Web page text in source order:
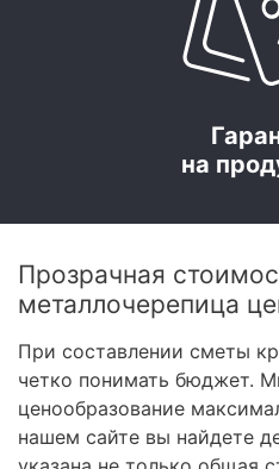
на
Прозрачная
металлочерепица
При составлении сметы
четко понимать бюджет.
ценообразование
нашем сайте вы найдете